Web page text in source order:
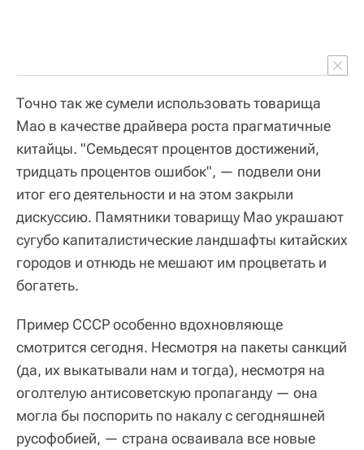
Точно так же сумели использовать товарища
Мао в качестве драйвера роста прагматичные
китайцы. "Семьдесят процентов достижений,
тридцать процентов ошибок", — подвели они
итог его деятельности и на этом закрыли
дискуссию. Памятники товарищу Мао украшают
сугубо капиталистические ландшафты китайских
городов и отнюдь не мешают им процветать и
богатеть.
Пример СССР особенно вдохновляюще
смотрится сегодня. Несмотря на пакеты санкций
(да, их выкатывали нам и тогда), несмотря на
оголтелую антисоветскую пропаганду — она
могла бы поспорить по накалу с сегодняшней
русофобией, — страна осваивала все новые